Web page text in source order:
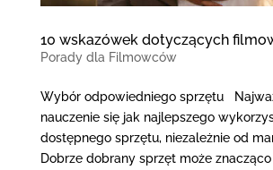
10 wskazówek dotyczących
Porady dla Filmowców
Wybór odpowiedniego sprzętu
nauczenie się jak najlepszego
dostępnego sprzętu, niezależnie od
Dobrze dobrany sprzęt może